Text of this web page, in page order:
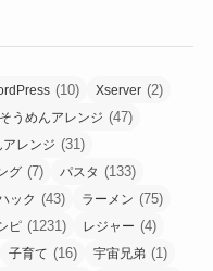
(10) Xserver (2)
そうめんアレンジ (47)
レンジ (31)
グ (7) パスタ (133)
ック (43) ラーメン (75)
ピ (1231) レジャー (4)
子育て (16) 宇宙兄弟 (1)